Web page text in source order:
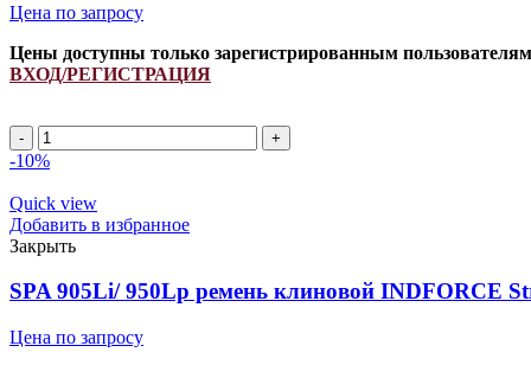
Цена по запросу
Цены доступны только зарегистрированным пользователям
ВХОД/РЕГИСТРАЦИЯ
Ремень
621903.1/
INDFORCE
quantity
-10%
Quick view
Добавить в избранное
Закрыть
SPA 905Li/ 950Lp ремень клиновой INDFORCE
Цена по запросу